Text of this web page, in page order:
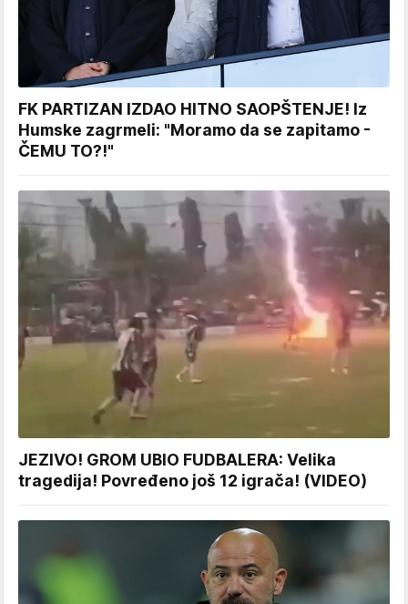
FK PARTIZAN IZDAO HITNO SAOPŠTENJE! Iz
Humske zagrmeli: "Moramo da se zapitamo -
ČEMU TO?!"
JEZIVO! GROM UBIO FUDBALERA: Velika
tragedija! Povređeno još 12 igrača! (VIDEO)